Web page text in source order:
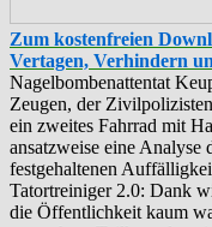
Zum kostenfreien
Vertagen, Verhindern
‪Nagelbombenattentat‬
Zeugen, der
ein zweites Fahrrad mit
ansatzweise eine Analyse
festgehaltenen
‪Tatortreiniger‬ 2.0: Dank
die Öffentlichkeit kaum